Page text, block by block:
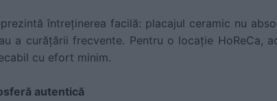
întreținerea facilă: placajul ceramic nu
a curățării frecvente. Pentru o locație HoReCa,
cu efort minim.
autentică